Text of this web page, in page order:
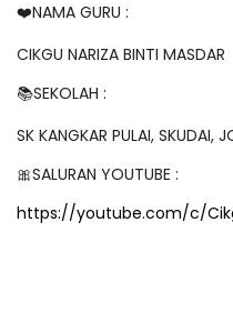
❤️NAMA GURU :
CIKGU NARIZA BINTI MASDAR
📚SEKOLAH :
SK KANGKAR PULAI, SKUDAI,
🎀SALURAN YOUTUBE :
https://youtube.com/c/